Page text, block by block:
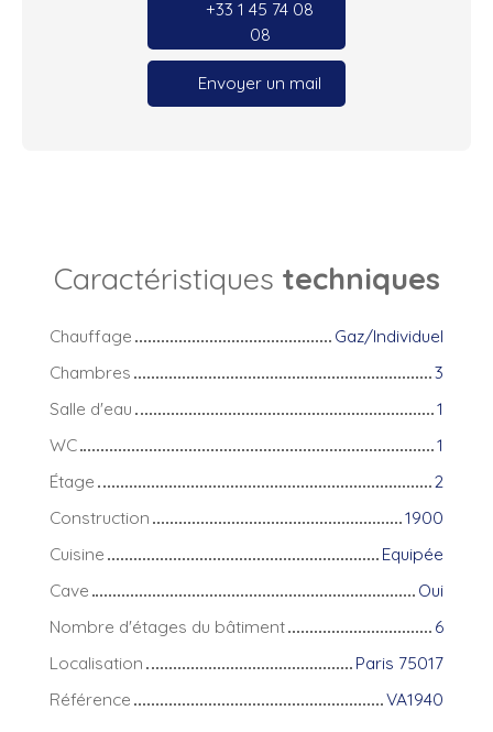
+33 1 45 74 08
08
Envoyer un mail
Caractéristiques techniques
Chauffage
Gaz/Individuel
Chambres
3
Salle d'eau
1
WC
1
Étage
2
Construction
1900
Cuisine
Equipée
Cave
Oui
Nombre d'étages du bâtiment
6
Localisation
Paris 75017
Référence
VA1940